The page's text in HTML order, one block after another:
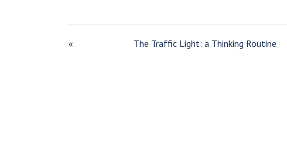
« The Traffic Light: a Thinking Routine